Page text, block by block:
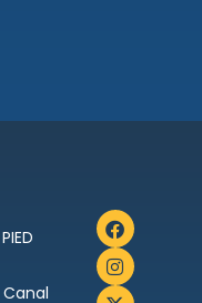
PIED
Canal